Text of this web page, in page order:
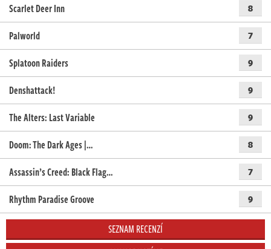
Scarlet Deer Inn
8
Palworld 7
Splatoon Raiders 9
Denshattack! 9
The Alters: Last Variable 9
Doom: The Dark Ages |… 8
Assassin’s Creed: Black Flag… 7
Rhythm Paradise Groove 9
SEZNAM RECENZÍ